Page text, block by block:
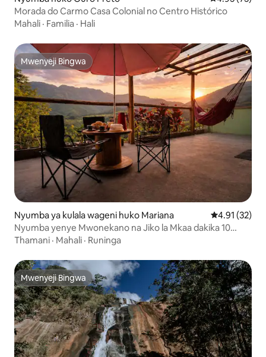
Morada do Carmo Casa Colonial no Centro Histórico
Mahali · Familia · Hali
Mwenyeji Bingwa
Mwenyeji Bingwa
Nyumba ya kulala wageni huko Mariana Ukadiriaji wa
4.91 (32)
Nyumba yenye Mwonekano na Jiko la Mkaa dakika 10
kutoka Ouro Preto
Thamani · Mahali · Runinga
Mwenyeji Bingwa
Mwenyeji Bingwa